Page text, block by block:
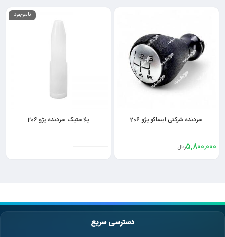
سردنده شرکتی ایساکو پژو 206
5,800,000ریال
ناموجود
پلاستیک سردنده پژو 206
دسترسی سریع